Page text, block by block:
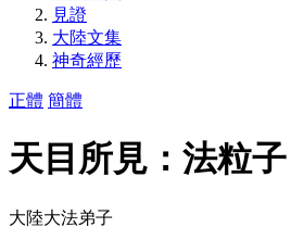
見證
大陸文集
神奇經歷
正體 簡體
天目所見：法粒子
大陸大法弟子